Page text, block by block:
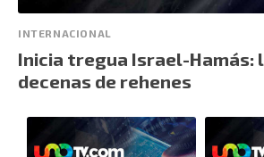
INTERNACIONAL
Inicia tregua Israel-Hamás:
decenas de rehenes